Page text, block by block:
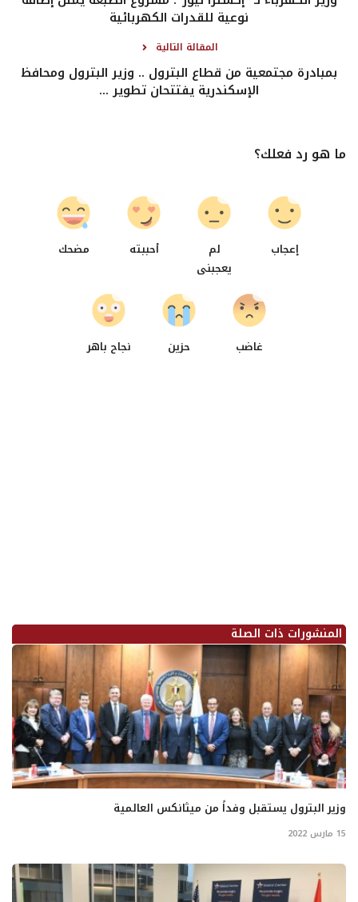
نوعية للقدرات الكهربائية
المقالة التالية
بمبادرة مجتمعية من قطاع البترول .. وزير البترول ومحافظ
الإسكندرية يفتتحان تطوير ...
ما هو رد فعلك؟
إعجاب
لم
يعجبنى
أحببته مضحك
غاضب حزين نجاح باهر
المنشورات ذات الصلة
وزير البترول يستقبل وفداً من ميثانكس العالمية
15 مارس 2022